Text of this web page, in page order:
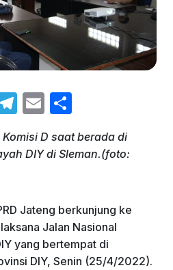
T
e
m
E
ai ar
Komisi D saat berada di
DIY di Sleman.(foto:
Jateng berkunjung ke
Jalan Nasional
yang bertempat di
DIY, Senin (25/4/2022).